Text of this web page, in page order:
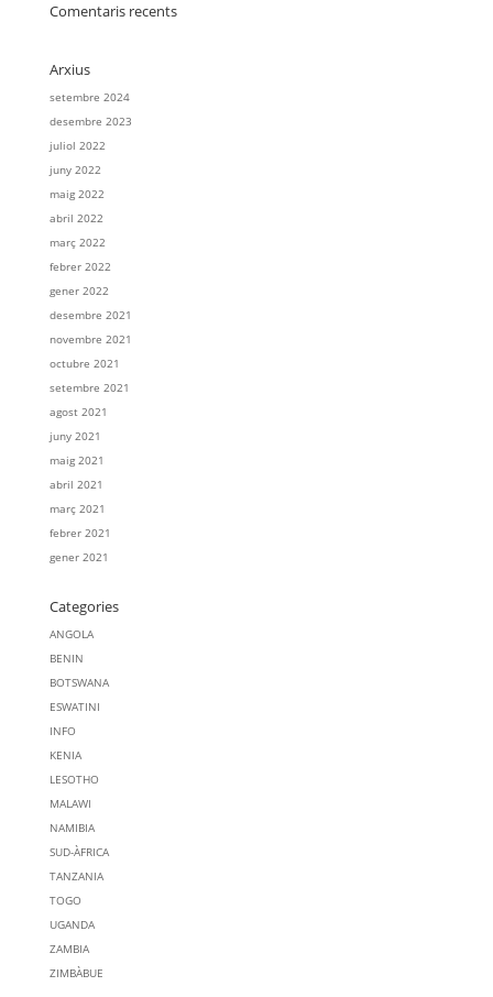
Comentaris recents
Arxius
setembre 2024
desembre 2023
juliol 2022
juny 2022
maig 2022
abril 2022
març 2022
febrer 2022
gener 2022
desembre 2021
novembre 2021
octubre 2021
setembre 2021
agost 2021
juny 2021
maig 2021
abril 2021
març 2021
febrer 2021
gener 2021
Categories
ANGOLA
BENIN
BOTSWANA
ESWATINI
INFO
KENIA
LESOTHO
MALAWI
NAMIBIA
SUD-ÀFRICA
TANZANIA
TOGO
UGANDA
ZAMBIA
ZIMBÀBUE